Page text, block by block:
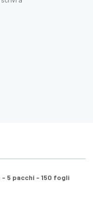
- 5 pacchi - 150 fogli